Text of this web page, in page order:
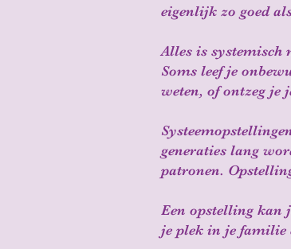
eigenlijk zo goed
Alles is systemisch
Soms leef je
weten, of ontzeg je
generaties lang
patronen.
Een opstelling kan
je plek in je familie